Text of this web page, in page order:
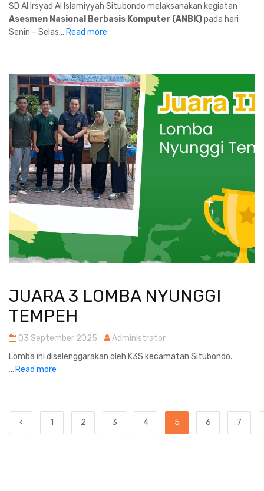
SD Al Irsyad Al Islamiyyah Situbondo melaksanakan kegiatan
Asesmen Nasional Berbasis Komputer (ANBK)pada hari
Senin – Selas... Read more
JUARA 3 LOMBA NYUNGGI
TEMPEH
03 September 2025
Administrator
Lomba ini diselenggarakan oleh K3S kecamatan Situbondo.
... Read more
1 2 3 4 5 6 7